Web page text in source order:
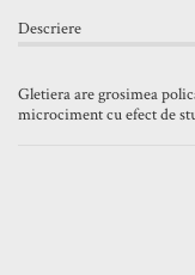
Descriere
Gletiera are grosimea
microciment cu efect de